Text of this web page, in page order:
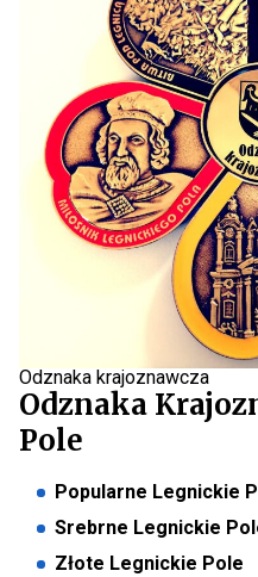
Odznaka krajoznawcza
Odznaka
Pole
Popularne Legnickie
Srebrne Legnickie
Złote Legnickie Pole